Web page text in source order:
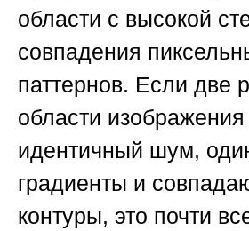
области с высокой
совпадения
паттернов. Если две
области
идентичный шум,
градиенты и
контуры, это почти